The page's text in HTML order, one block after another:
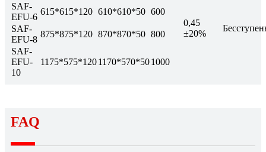
0,45
±20%
SAF-
EFU-6
615*615*120 610*610*50 600
SAF-
EFU-8
875*875*120 870*870*50 800
SAF-
EFU-
10
1175*575*1201170*570*501000
FAQ